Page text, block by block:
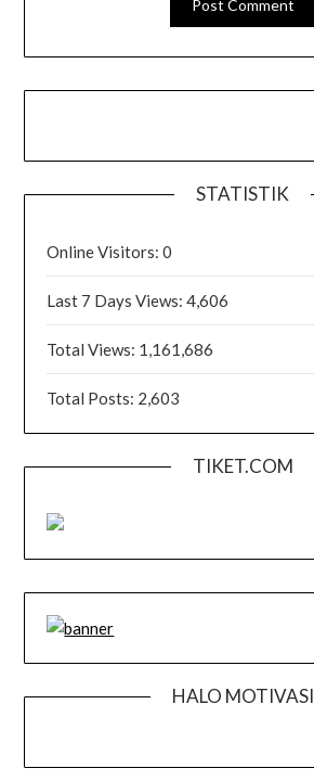
STATISTIK
Online Visitors:0
Last 7 Days Views:4,606
Total Views: 1,161,686
Total Posts: 2,603
TIKET.COM
HALO MOTIVASI